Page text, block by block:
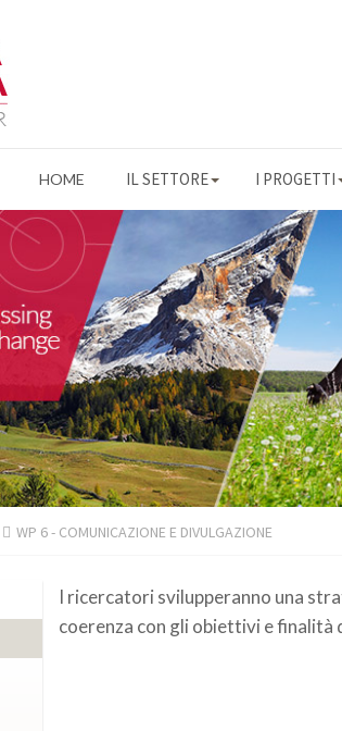
HOME IL SETTORE I PROGETTI
WP 6 - COMUNICAZIONE E DIVULGAZIONE
I ricercatori svilupperanno una
coerenza con gli obiettivi e finalità